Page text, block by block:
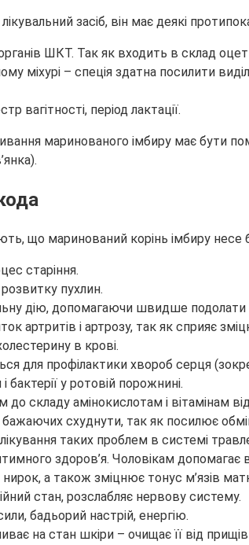
засіб, він має деякі
ШКТ. Так як входить в склад оцет
міхурі – спеція здатна посилити
вагітності, період лактації.
маринованого імбиру має бути
що маринований корінь імбиру несе
старіння.
розвитку пухлин.
дію, допомагаючи швидше подолати
артритів і артрозу, так як сприяє
в крові.
для профілактики хвороб серця
бактерії у ротовій порожнині.
до складу амінокислотам і вітамінам
бажаючих схуднути, так як посилює
таких проблем в системі
здоров’я. Чоловікам
нирок, а також зміцнює тонус м’язів
стан, розслабляє нервову систему.
бадьорий настрій, енергію.
на стан шкіри – очищає її від